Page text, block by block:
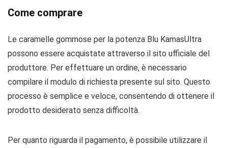
Come comprare
Le caramelle gommose per la potenza Blu KamasUltra
possono essere acquistate attraverso il sito ufficiale del
produttore. Per effettuare un ordine, è necessario
compilare il modulo di richiesta presente sul sito. Questo
processo è semplice e veloce, consentendo di ottenere il
prodotto desiderato senza difficoltà.
Per quanto riguarda il pagamento, è possibile utilizzare il